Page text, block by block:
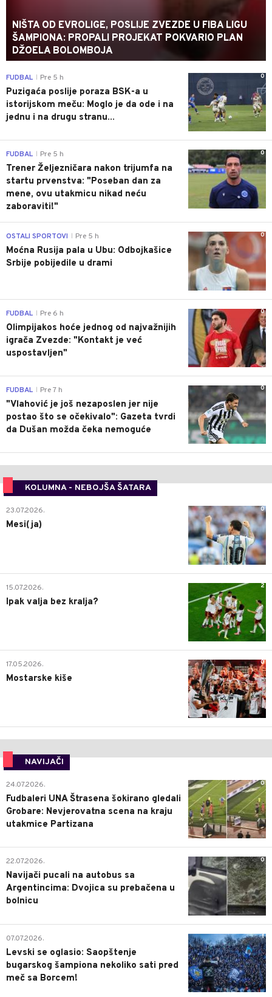
NIŠTA OD EVROLIGE, POSLIJE ZVEZDE U FIBA LIGU
ŠAMPIONA: PROPALI PROJEKAT POKVARIO PLAN
DŽOELA BOLOMBOJA
0
FUDBAL Pre 5 h
Puzigaća poslije poraza BSK-a u
istorijskom meču: Moglo je da ode i na
jednu i na drugu stranu...
0
FUDBAL Pre 5 h
Trener Željezničara nakon trijumfa na
startu prvenstva: "Poseban dan za
mene, ovu utakmicu nikad neću
zaboraviti!"
0
OSTALI SPORTOVI Pre 5 h
Moćna Rusija pala u Ubu: Odbojkašice
Srbije pobijedile u drami
0
FUDBAL Pre 6 h
Olimpijakos hoće jednog od najvažnijih
igrača Zvezde: "Kontakt je već
uspostavljen"
0
FUDBAL Pre 7 h
"Vlahović je još nezaposlen jer nije
postao što se očekivalo": Gazeta tvrdi
da Dušan možda čeka nemoguće
KOLUMNA - NEBOJŠA ŠATARA
0
23.07.2026.
Mesi(ja)
2
15.07.2026.
Ipak valja bez kralja?
0
17.05.2026.
Mostarske kiše
NAVIJAČI
0
24.07.2026.
Fudbaleri UNA Štrasena šokirano gledali
Grobare: Nevjerovatna scena na kraju
utakmice Partizana
0
22.07.2026.
Navijači pucali na autobus sa
Argentincima: Dvojica su prebačena u
bolnicu
1
07.07.2026.
Levski se oglasio: Saopštenje
bugarskog šampiona nekoliko sati pred
meč sa Borcem!